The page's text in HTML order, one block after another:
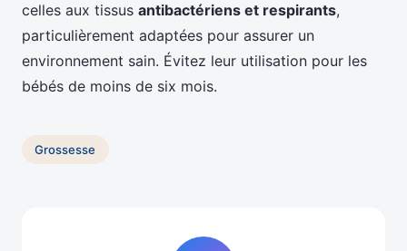
celles aux tissus antibactériens et respirants,
particulièrement adaptées pour assurer un
environnement sain. Évitez leur utilisation pour les
bébés de moins de six mois.
Grossesse